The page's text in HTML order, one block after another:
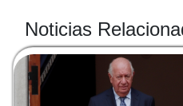
Noticias